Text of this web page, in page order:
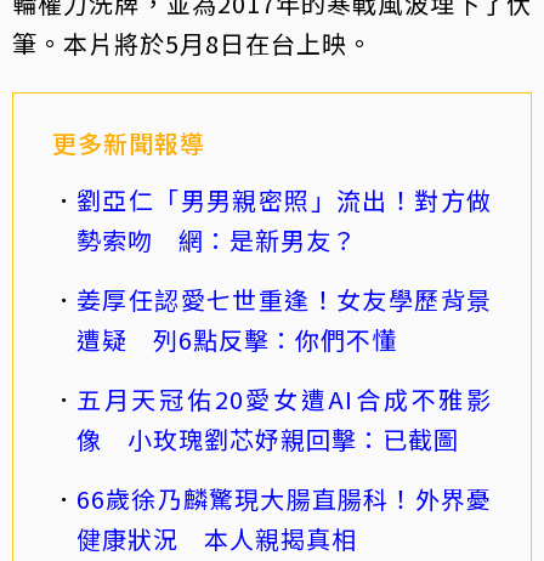
筆。本片將於5月8日在台上映。
更多新聞報導
劉亞仁「男男親密照」流出！對方做
勢索吻 網：是新男友？
姜厚任認愛七世重逢！女友學歷背景
遭疑 列6點反擊：你們不懂
五月天冠佑20愛女遭AI合成不雅影
像 小玫瑰劉芯妤親回擊：已截圖
66歲徐乃麟驚現大腸直腸科！外界憂
健康狀況 本人親揭真相